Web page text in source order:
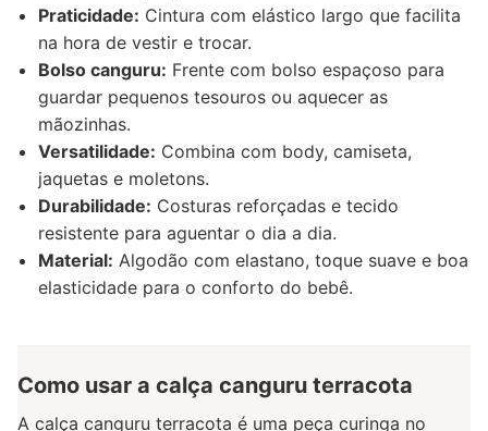
Praticidade: Cintura com elástico largo que facilita
na hora de vestir e trocar.
Bolso canguru: Frente com bolso espaçoso para
guardar pequenos tesouros ou aquecer as
mãozinhas.
Versatilidade: Combina com body, camiseta,
jaquetas e moletons.
Durabilidade: Costuras reforçadas e tecido
resistente para aguentar o dia a dia.
Material: Algodão com elastano, toque suave e boa
elasticidade para o conforto do bebê.
Como usar a calça canguru terracota
A calça canguru terracota é uma peça curinga no